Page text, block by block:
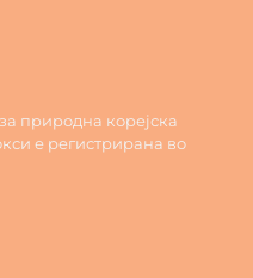
природна корејска
е регистрирана во